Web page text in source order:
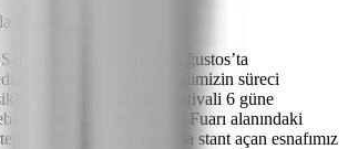
6 güne çıkarttık"
Festivali’nin 4 Ağustos’ta
Arslan, "Bu yıl festivalimizin süreci
yaptık. 4 gün olan festivali 6 güne
ilave ettiğimiz Tarım Fuarı alanındaki
Genel olarak da fuarda stant açan esnafımız